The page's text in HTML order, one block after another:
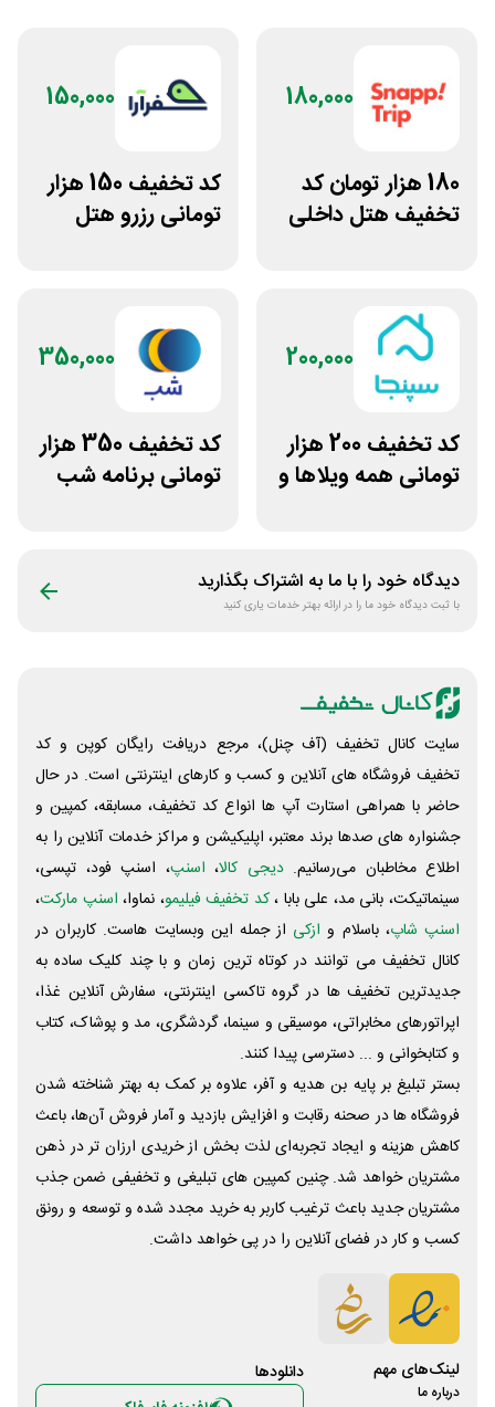
180,000
180 هزار تومان کد
تخفیف هتل داخلی
150,000
کد تخفیف 150 هزار
تومانی رزرو هتل
200,000
کد تخفیف 200 هزار
تومانی همه ویلاها و
350,000
کد تخفیف 350 هزار
تومانی برنامه شب
دیدگاه خود را با ما به اشتراک بگذارید
با ثبت دیدگاه خود ما را در ارائه بهتر خدمات یاری کنید
سایت کانال تخفیف (آف چنل)، مرجع دریافت رایگان کوپن و کد
تخفیف فروشگاه های آنلاین و کسب و‌ کارهای اینترنتی است. در حال
حاضر با همراهی استارت آپ ها انواع کد تخفیف، مسابقه، کمپین و
جشنواره های صدها برند معتبر، اپلیکیشن و مراکز خدمات آنلاین را به
اطلاع مخاطبان می‌رسانیم. دیجی کالا، اسنپ، اسنپ فود، تپسی،
سینماتیکت، بانی مد، علی‌ بابا ،کد تخفیف فیلیمو، نماوا، اسنپ مارکت،
اسنپ شاپ، باسلام و ازکی از جمله این وبسایت ‌هاست. کاربران در
کانال تخفیف می توانند در کوتاه ترین زمان و با چند کلیک ساده به
جدیدترین تخفیف ها در گروه تاکسی اینترنتی، سفارش آنلاین غذا،
اپراتورهای مخابراتی، موسیقی و سینما، گردشگری، مد و پوشاک، کتاب
و کتابخوانی و ... دسترسی پیدا کنند.
بستر تبلیغ بر پایه بن هدیه و آفر، علاوه بر کمک به بهتر شناخته شدن
فروشگاه ها در صحنه رقابت و افزایش بازدید و آمار فروش آن‌ها، باعث
کاهش هزینه و ایجاد تجربه‌ای لذت بخش از خریدی ارزان تر در ذهن
مشتریان خواهد شد. چنین کمپین های تبلیغی و تخفیفی ضمن جذب
مشتریان جدید باعث ترغیب کاربر به خرید مجدد شده و توسعه و رونق
کسب و کار در فضای آنلاین را در پی خواهد داشت.
لینک‌های مهم
درباره ما
دانلود‌ها